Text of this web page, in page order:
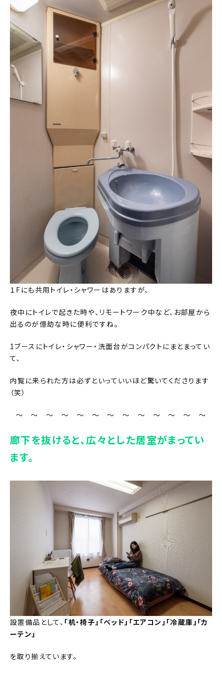
１Fにも共用トイレ・シャワーはありますが、
夜中にトイレで起きた時や、リモートワーク中など、お部屋から
出るのが億劫な時に便利ですね。
1ブースにトイレ・シャワー・洗面台がコンパクトにまとまってい
て、
内覧に来られた方は必ずといっていいほど驚いてくださります
（笑）
～ ～ ～ ～ ～ ～ ～ ～ ～ ～ ～ ～ ～
廊下を抜けると、広々とした居室がまってい
ます。
設置備品として、 「机・椅子」「ベッド」「エアコン」「冷蔵庫」「カ
ーテン」
を取り揃えています。